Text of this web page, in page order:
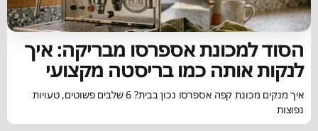
הסוד למכונת אספרסו מבריקה: איך
לנקות אותה כמו בריסטה מקצועי
איך מנקים מכונת קפה אספרסו נכון בבית? 6 שלבים פשוטים, טעויות
נפוצות